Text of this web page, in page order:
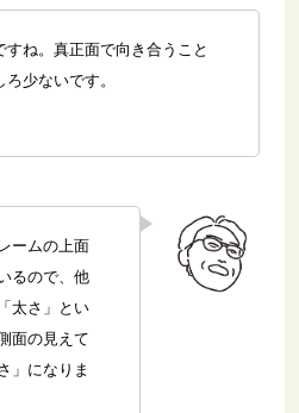
すね。真正面で向き合うこと
ろ少ないです。
ームの上面
るので、他
太さ」とい
面の見えて
」になりま